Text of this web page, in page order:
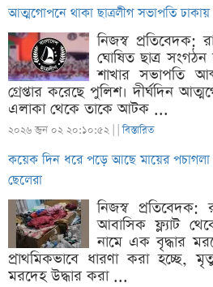
আত্মগোপনে থাকা ছাত্রলীগ সভাপতি ঢাকায়
নিজস্ব প্রতিবেদক:
ঘোষিত ছাত্র সংগঠন
শাখার সভাপতি
গ্রেপ্তার করেছে পুলিশ। দীর্ঘদিন
এলাকা থেকে তাকে আটক ...
২০২৬ জুন ০২ ২০:১০:৫২ | |বিস্তারিত
কয়েক দিন ধরে পড়ে আছে মায়ের পচাগলা
ছেলেরা
নিজস্ব প্রতিবেদক:
আবাসিক ফ্ল্যাট
নামে এক বৃদ্ধার
প্রাথমিকভাবে ধারণা করা
মরদেহ উদ্ধার করা ...